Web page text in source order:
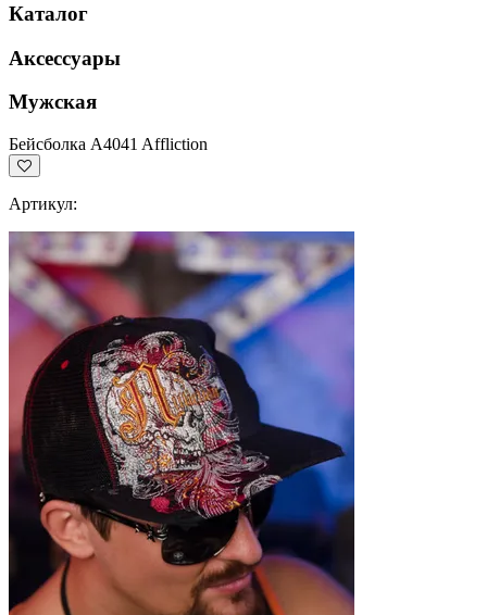
Каталог
Аксессуары
Мужская
Бейсболка A4041 Affliction
Артикул: